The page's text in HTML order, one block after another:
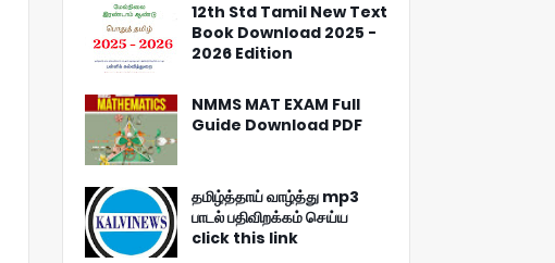
12th Std Tamil New Text
Book Download 2025 -
2026 Edition
NMMS MAT EXAM Full
Guide Download PDF
தமிழ்த்தாய் வாழ்த்து mp3
பாடல் பதிவிறக்கம் செய்ய
click this link